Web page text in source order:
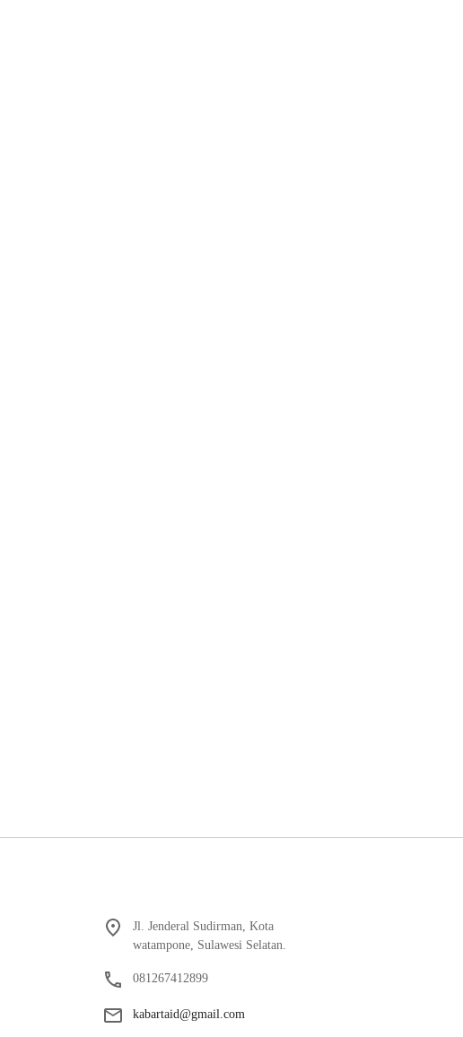
Jl. Jenderal Sudirman, Kota
watampone, Sulawesi Selatan.
081267412899
kabartaid@gmail.com